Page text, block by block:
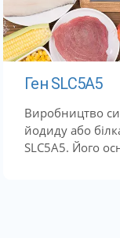
Ген SLC5A5
Виробництво
йодиду або
SLC5A5. Його